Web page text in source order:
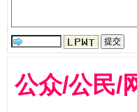
公众/公民/